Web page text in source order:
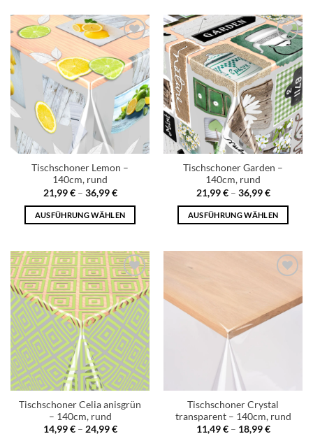
wishlist
Tischschoner Lemon –
140cm, rund
21,99€– 36,99€
AUSFÜHRUNG WÄHLEN
Add to
wishlist
Tischschoner Garden –
140cm, rund
21,99€– 36,99€
AUSFÜHRUNG WÄHLEN
Add to
wishlist
Tischschoner Celia anisgrün
– 140cm, rund
14,99€– 24,99€
Tischschoner Crystal
transparent – 140cm, rund
11,49€– 18,99€